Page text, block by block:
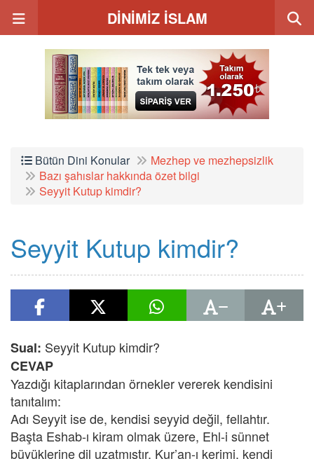
DİNİMİZ İSLAM
Bütün Dini Konular
Mezhep ve mezhepsizlik
Bazı şahıslar hakkında özet bilgi
Seyyit Kutup kimdir?
Seyyit Kutup kimdir?
Sual: Seyyit Kutup kimdir?
CEVAP
Yazdığı kitaplarından örnekler vererek kendisini
tanıtalım:
Adı Seyyit ise de, kendisi seyyid değil, fellahtır.
Başta Eshab-ı kiram olmak üzere, Ehl-i sünnet
büyüklerine dil uzatmıştır. Kur’an-ı kerimi, kendi